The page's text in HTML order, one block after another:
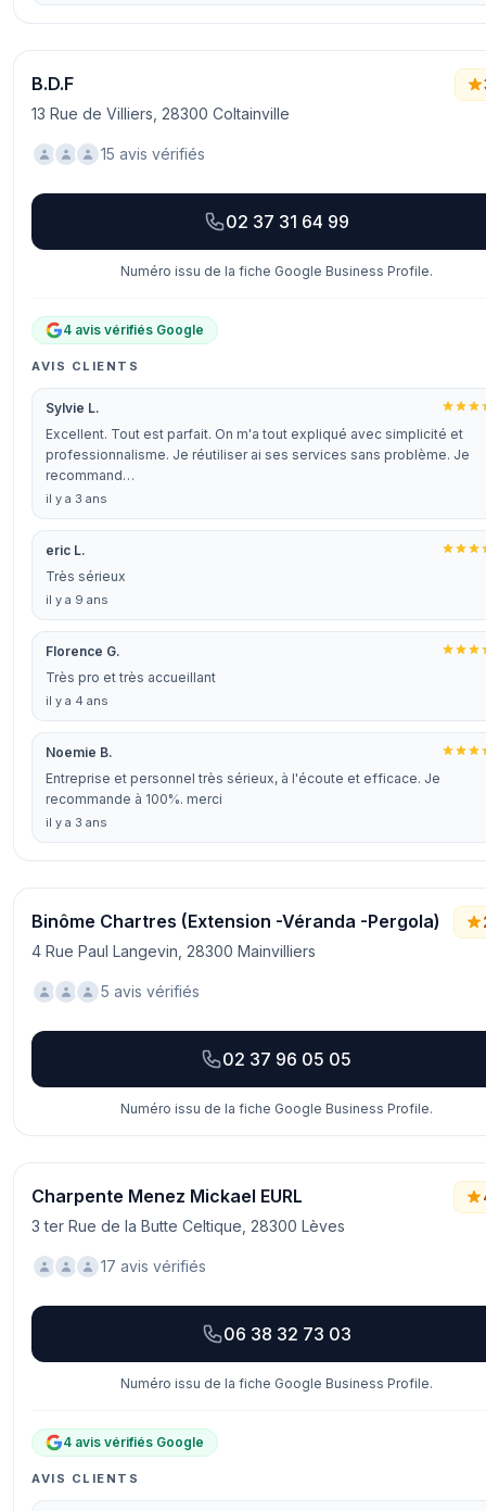
B.D.F
13 Rue de Villiers, 28300 Coltainville
15 avis vérifiés
02 37 31 64 99
Numéro issu de la fiche Google Business Profile.
4 avis vérifiés Google
AVIS CLIENTS
Sylvie L.
Excellent. Tout est parfait. On m'a tout expliqué avec simplicité et
professionnalisme. Je réutiliser ai ses services sans problème. Je
recommand…
il y a 3 ans
eric L.
Très sérieux
il y a 9 ans
Florence G.
Très pro et très accueillant
il y a 4 ans
Noemie B.
Entreprise et personnel très sérieux, à l'écoute et efficace. Je
recommande à 100%. merci
il y a 3 ans
Binôme Chartres (Extension -Véranda -Pergola)
4 Rue Paul Langevin, 28300 Mainvilliers
5 avis vérifiés
02 37 96 05 05
Numéro issu de la fiche Google Business Profile.
Charpente Menez Mickael EURL
3 ter Rue de la Butte Celtique, 28300 Lèves
17 avis vérifiés
06 38 32 73 03
Numéro issu de la fiche Google Business Profile.
4 avis vérifiés Google
AVIS CLIENTS